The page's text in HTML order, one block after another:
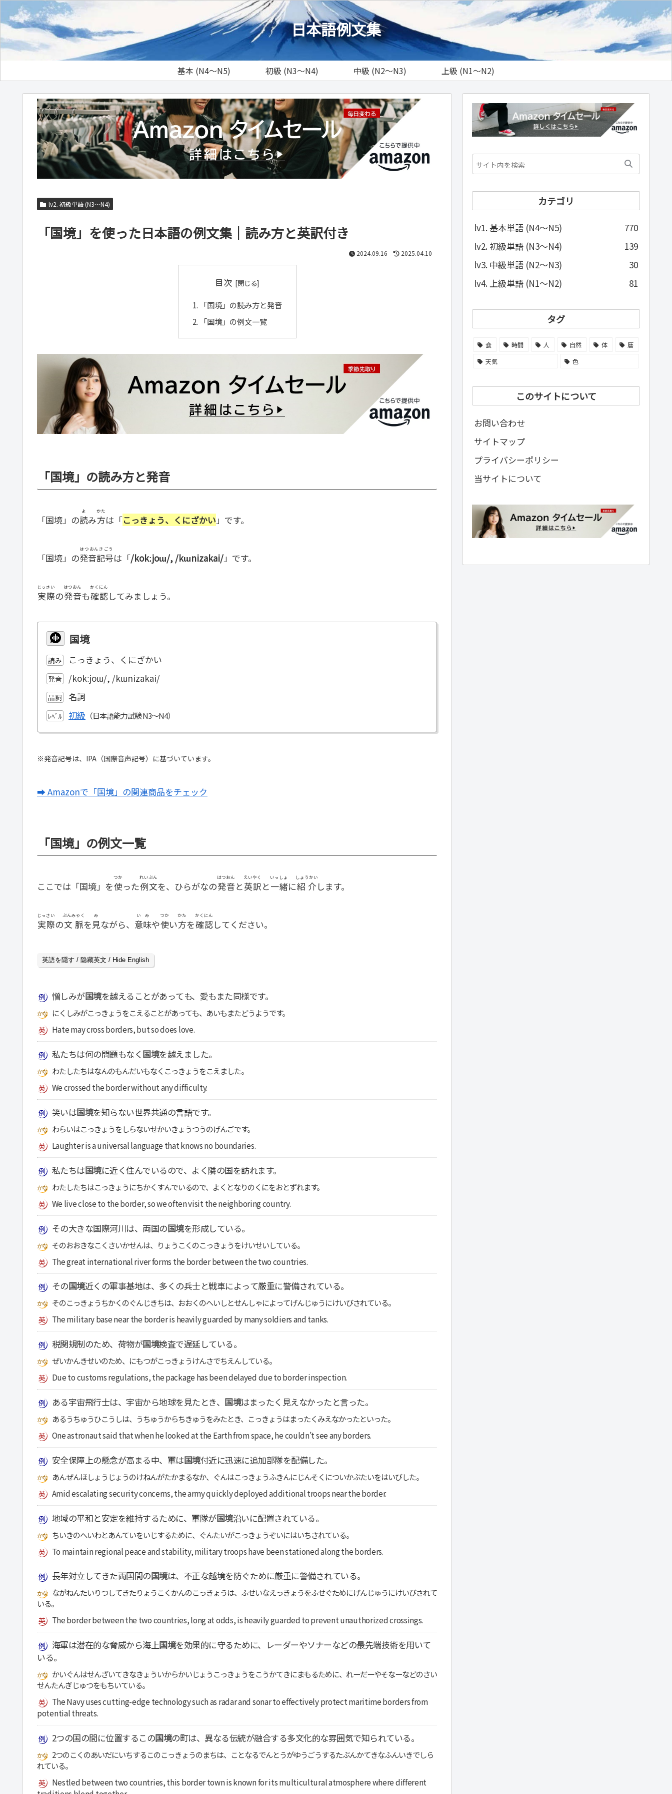
日本語例文集
基本 (N4～N5) 初級 (N3～N4) 中級 (N2～N3) 上級 (N1～N2)
lv2. 初級単語 (N3～N4)
「国境」を使った日本語の例文集｜読み方と英訳付き
2024.09.16 2025.04.10
目次
「国境」の読み方と発音
「国境」の例文一覧
「国境」の読み方と発音
「国境」の読
よ
み方
かた
は「こっきょう、くにざかい 」です。
「国境」の発音記号
はつおんきごう
は「/kokːjoɯ/, /kɯnizakai/」です。
実際
じっさい
の発音
はつおん
も確認
かくにん
してみましょう。
国境
読み こっきょう、くにざかい
発音 /kokːjoɯ/, /kɯnizakai/
品詞 名詞
ﾚﾍﾞﾙ 初級
※発音記号は、IPA（国際音声記号）に基づいています。
➡ Amazonで「国境」の関連商品をチェック
「国境」の例文一覧
ここでは「国境」を使
つか
った例文
れいぶん
を、ひらがなの発音
はつおん
と英訳
えいやく
と一緒
いっしょ
に紹介
しょうかい
します。
実際
じっさい
の文脈
ぶんみゃく
を 見
み
ながら、 意味
いみ
や使
つか
い方
かた
を確認
かくにん
してください。
英語を隠す / 隐藏英文 / Hide English
憎しみが国境を越えることがあっても、愛もまた同様です。
にくしみがこっきょうをこえることがあっても、あいもまたどうようです。
Hate may cross borders, but so does love.
私たちは何の問題もなく 国境を越えました。
わたしたちはなんのもんだいもなくこっきょうをこえました。
We crossed the border without any difficulty.
笑いは国境を知らない世界共通の言語です。
わらいはこっきょうをしらないせかいきょうつうのげんごです。
Laughter is a universal language that knows no boundaries.
私たちは国境に近く住んでいるので、よく隣の国を訪れます。
わたしたちはこっきょうにちかくすんでいるので、よくとなりのくにをおとずれます。
We live close to the border, so we often visit the neighboring country.
その大きな国際河川は、両国の国境を形成している。
そのおおきなこくさいかせんは、りょうこくのこっきょうをけいせいしている。
The great international river forms the border between the two countries.
その国境近くの軍事基地は、多くの兵士と戦車によって厳重に警備されている。
そのこっきょうちかくのぐんじきちは、おおくのへいしとせんしゃによってげんじゅうにけいびされている。
The military base near the border is heavily guarded by many soldiers and tanks.
税関規制のため、荷物が国境検査で遅延している。
ぜいかんきせいのため、にもつがこっきょうけんさでちえんしている。
Due to customs regulations, the package has been delayed due to border inspection.
ある宇宙飛行士は、宇宙から地球を見たとき、 国境はまったく見えなかったと言った。
あるうちゅうひこうしは、うちゅうからちきゅうをみたとき、こっきょうはまったくみえなかったといった。
One astronaut said that when he looked at the Earth from space, he couldn’t see any borders.
安全保障上の懸念が高まる中、軍は国境付近に迅速に追加部隊を配備した。
あんぜんほしょうじょうのけねんがたかまるなか、ぐんはこっきょうふきんにじんそくについかぶたいをはいびした。
Amid escalating security concerns, the army quickly deployed additional troops near the border.
地域の平和と安定を維持するために、軍隊が国境沿いに配置されている。
ちいきのへいわとあんていをいじするために、ぐんたいがこっきょうぞいにはいちされている。
To maintain regional peace and stability, military troops have been stationed along the borders.
長年対立してきた両国間の国境は、不正な越境を防ぐために厳重に警備されている。
ながねんたいりつしてきたりょうこくかんのこっきょうは、ふせいなえっきょうをふせぐためにげんじゅうにけいびされて
いる。
The border between the two countries, long at odds, is heavily guarded to prevent unauthorized crossings.
海軍は潜在的な脅威から海上国境を効果的に守るために、レーダーやソナーなどの最先端技術を用いて
いる。
かいぐんはせんざいてきなきょういからかいじょうこっきょうをこうかてきにまもるために、れーだーやそなーなどのさい
せんたんぎじゅつをもちいている。
The Navy uses cutting-edge technology such as radar and sonar to effectively protect maritime borders from
potential threats.
2つの国の間に位置するこの国境の町は、異なる伝統が融合する多文化的な雰囲気で知られている。
2つのこくのあいだにいちするこのこっきょうのまちは、ことなるでんとうがゆうごうするたぶんかてきなふんいきでしら
れている。
Nestled between two countries, this border town is known for its multicultural atmosphere where different
カテゴリ
lv1. 基本単語 (N4～N5)
770
lv2. 初級単語 (N3～N4)
139
lv3. 中級単語 (N2～N3)
30
lv4. 上級単語 (N1～N2)
81
タグ
食 時間 人 自然 体
暦
天気
色
このサイトについて
お問い合わせ
サイトマップ
プライバシーポリシー
当サイトについて